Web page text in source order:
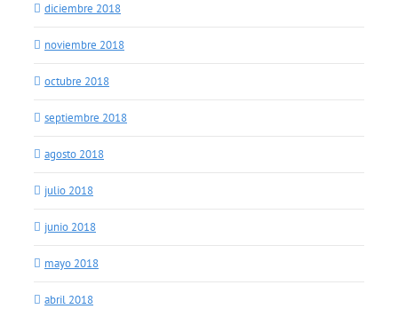
diciembre 2018
noviembre 2018
octubre 2018
septiembre 2018
agosto 2018
julio 2018
junio 2018
mayo 2018
abril 2018